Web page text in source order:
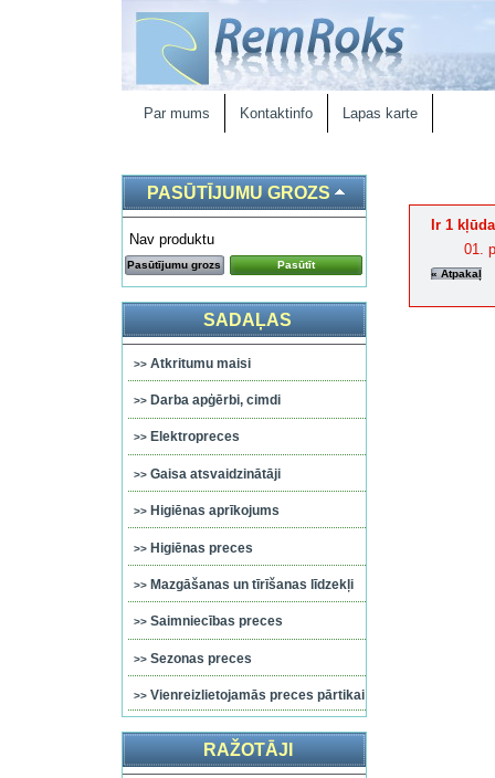
Par mums Kontaktinfo Lapas karte
PASŪTĪJUMU GROZS
Nav produktu
Pasūtījumu grozs Pasūtīt
SADAĻAS
Atkritumu maisi
Darba apģērbi, cimdi
Elektropreces
Gaisa atsvaidzinātāji
Higiēnas aprīkojums
Higiēnas preces
Mazgāšanas un tīrīšanas līdzekļi
Saimniecības preces
Sezonas preces
Vienreizlietojamās preces pārtikai
RAŽOTĀJI
Ir 1
« Atpakaļ